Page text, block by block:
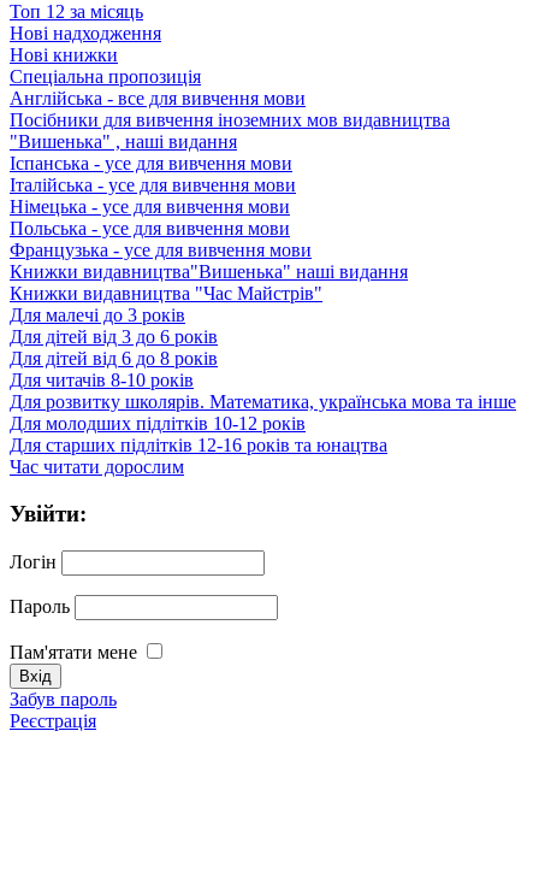
Топ 12 за місяць
Нові надходження
Нові книжки
Спеціальна пропозиція
Англійська - все для вивчення мови
Посібники для вивчення іноземних мов видавництва
"Вишенька" , наші видання
Іспанська - усе для вивчення мови
Італійська - усе для вивчення мови
Німецька - усе для вивчення мови
Польська - усе для вивчення мови
Французька - усе для вивчення мови
Книжки видавництва"Вишенька" наші видання
Книжки видавництва "Час Майстрів"
Для малечі до 3 років
Для дітей від 3 до 6 років
Для дітей від 6 до 8 років
Для читачів 8-10 років
Для розвитку школярів. Математика, українська мова та інше
Для молодших підлітків 10-12 років
Для старших підлітків 12-16 років та юнацтва
Час читати дорослим
Увійти:
Логін
Пароль
Пам'ятати мене
Забув пароль
Реєстрація